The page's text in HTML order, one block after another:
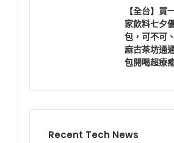
【全台】買
家飲料七夕
包，可不可
麻古茶坊通
包開喝超療
Recent Tech News